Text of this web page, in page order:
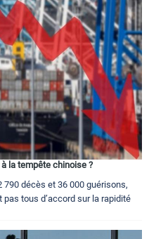
la tempête chinoise ?
790 décès et 36 000 guérisons,
tous d’accord sur la rapidité